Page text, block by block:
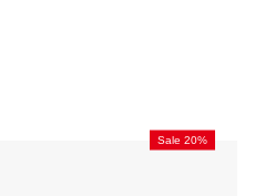
Sale 20%